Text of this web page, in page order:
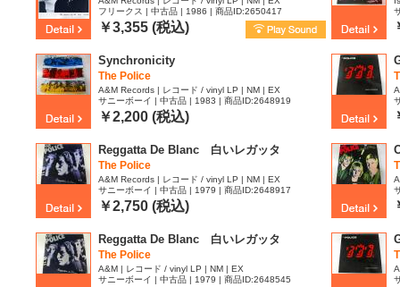
フリークス | 中古品 | 1986 | 商品ID:2650417
￥3,355 (税込)
Synchronicity
The Police
A&M Records | レコード / vinyl LP | NM | EX
サニーボーイ | 中古品 | 1983 | 商品ID:2648919
￥2,200 (税込)
Reggatta De Blanc 白いレガッタ
The Police
A&M Records | レコード / vinyl LP | NM | EX
サニーボーイ | 中古品 | 1979 | 商品ID:2648917
￥2,750 (税込)
Reggatta De Blanc 白いレガッタ
The Police
A&M | レコード / vinyl LP | NM | EX
サニーボーイ | 中古品 | 1979 | 商品ID:2648545